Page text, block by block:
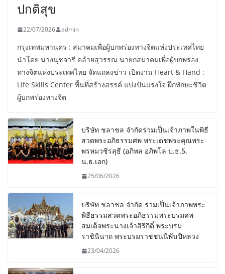
ปกติสุข
22/07/2026 admin
กรุงเทพมหานคร : สมาคมเพื่อผู้บกพร่องทางจิตแห่งประเทศไทย
นำโดย นางนุชจารี คล้ายสุวรรณ นายกสมาคมเพื่อผู้บกพร่อง
ทางจิตแห่งประเทศไทย จัดแถลงข่าว เปิดงาน Heart & Hand :
Life Skills Center พื้นที่สร้างสรรค์ แบ่งปันแรงใจ ฝึกทักษะชีวิต
ผู้บกพร่องทางจิต
บริษัท ชลาชล จำกัดร่วมเป็นเจ้าภาพในพิธี
สวดพระอภิธรรมศพ พระเดชพระคุณพระ
พรหมวชิรสุธี (อภิพล อภิพโล ป.ธ.5,
น.ธ.เอก)
25/06/2026
บริษัท ชลาชล จำกัด ร่วมเป็นเจ้าภาพพระ
พิธีธรรมสวดพระอภิธรรมพระบรมศพ
สมเด็จพระนางเจ้าสิริกิติ์ พระบรม
ราชินีนาถ พระบรมราชชนนีพันปีหลวง
23/04/2026